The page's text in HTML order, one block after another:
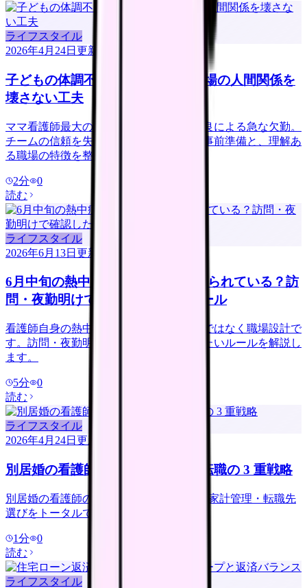
ライフスタイル
2026年4月24日 更新
子どもの体調不良で頻繁に欠勤 職場の人間関係を
壊さない工夫
ママ看護師最大のストレスが子の体調不良による急な欠勤。
チームの信頼を失わずに乗り切るための事前準備と、理解あ
る職場の特徴を整理します。
2分
0
読む
ライフスタイル
2026年6月13日 更新
6月中旬の熱中症、看護師自身は守られている？訪
問・夜勤明けで確認したい職場ルール
看護師自身の熱中症対策は、個人の根性ではなく職場設計で
す。訪問・夜勤明け・入浴介助で確認したいルールを解説し
ます。
5分
0
読む
ライフスタイル
2026年4月24日 更新
別居婚の看護師｜住まい・家計・転職の 3 重戦略
別居婚の看護師の生活戦略. 住まい選び・家計管理・転職先
選びをトータルで最適化.
1分
0
読む
ライフスタイル